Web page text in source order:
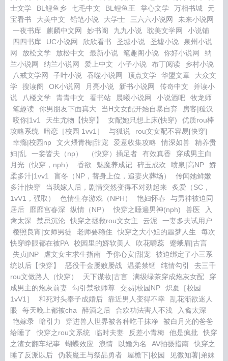
士文学
BL鲤鱼乡 七毛中文 BL鲤鱼王 掌心文学 万相书城
元
宝看书
大美中文 铅笔小说 大学士 三六六小说网
未来小说网
一夜书库
麒麟中文网 妙书阁 九九小说 耽美文学网
小说铺
四四书库
UC小说网 欣欣看书 圣墟小说 圣墟小说
泉州小说
网
放松文学 放松中文 最新小说 笔趣阁小说 你好小说网
纳
兰小说网
纳兰小说网 爱上中文 小子小说 布丁阅读
乡村小说
八戒文学网
子叶小说 吞噬小说网 顶点文学 华盟文章
大众文
学
搜读阁 OK小说网 月亮小说 新书小说网 传奇中文
并读小
说
八楼文学 青青中文 看书站 晨曦小说网 小说酒吧
牧龙师
笔趣读
你男朋友下面真大 当H文女配开始自暴自弃
房客|糙汉
咬你|1v1
天生尤物【快穿】 女配她只想上床(快穿)
优质rou棒
攻略系统
暗恋［校园 1vv1］ 与狐说
rou文女配不容易[快穿]
幸瘾|校园np
文火煨青梅|甜宠 爱意收集攻略 情深如兽
精养贵
妇|乱
一妾皆夫（np） （快穿）插足者 有效真香
穿成男主白
月光（快穿，nph）
香欲 魅魔养成记 碎玉成欢 喷泉|高NP
娇
柔多汁|1vv1
盲冬（NP，替身上位，追妻火葬场）
传闻她鲜嫩
多汁|快穿
当我嫁人后，剧情突然变得不对劲起来
炙爱（SC，
1vV1，强取）
色情生存游戏（NPH） 艳妇怀春
与男神被迫同
居后
靡靡宫春深 纵情（NP） 快穿之睡遍男神(nph) 兽医
入
禽太深
禁忌沉沦 快穿之拯救rou文女主 云泥
一妻多夫试用户
樱照良宵|女师男徒
老师要稳住 快穿之大小姐的噩梦人生
每次
快穿睁眼都在被PA
校园里的娇软美人 吹花嚼蕊
蹙蛾眉|古言
失贞|NP
虐文女主求生指南 予你心安|甜宠
被迫绑定了小三系
统以后【快穿】
恶役千金屡败屡战 温柔禁锢 纯情勾引
去三千
rou文做路人（快穿）
天下谋妆|古言 满级绿茶穿成炮灰女配
穿
成男主的炮灰前妻
勾引禁欲师尊 交易|校园NP
炽夏［校园
1vV1］
和死对头奉子成婚后 靠近男人变得不幸
乱花渐欲迷人
眼
每天晚上都被cha 醉酒之后 合欢功法害人不浅
入禽太深
艳嫁录
暗引力 穿进兽人世界被各种吃干抹净
被白月光的爸爸
给睡了
快穿之rou文系统 临时夫妻 反差小青梅 他是疯批
快穿
之渣女翻车纪事
蝴蝶效应 浪情 以婚为名 AV拍摄指南
快穿之
睡了反派以后
伪装魔王与祭品勇者 屋檐下|校园
见微知著|弟妹